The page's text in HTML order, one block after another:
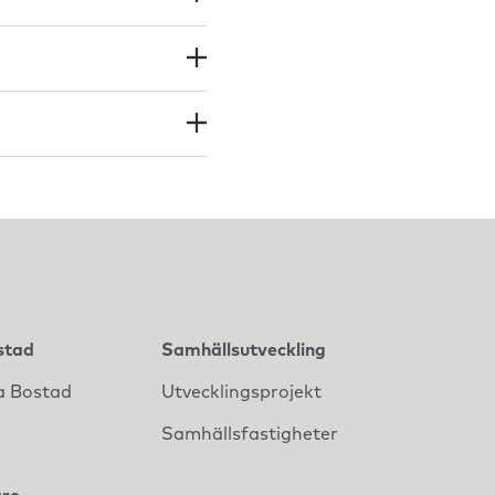
Bostad
Samhällsutveckling
Utvecklingsprojekt
Samhällsfastigheter